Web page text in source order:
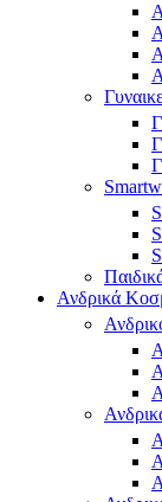
Ανδρικά